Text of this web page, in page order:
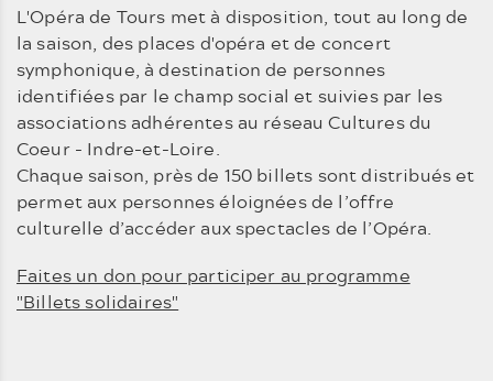
L'Opéra de Tours met à disposition, tout au long de
la saison, des places d'opéra et de concert
symphonique, à destination de personnes
identifiées par le champ social et suivies par les
associations adhérentes au réseau Cultures du
Coeur - Indre-et-Loire.
Chaque saison, près de 150 billets sont distribués et
permet aux personnes éloignées de l’offre
culturelle d’accéder aux spectacles de l’Opéra.
Faites un don pour participer au programme
"Billets solidaires"